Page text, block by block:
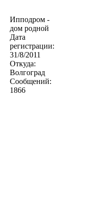
Ипподром -
дом родной
Дата
регистрации:
31/8/2011
Откуда:
Волгоград
Сообщений:
1866